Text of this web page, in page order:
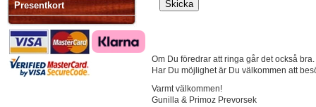
Presentkort
Om Du föredrar att ringa går det också bra.
Har Du möjlighet är Du välkommen att
Varmt välkommen!
Gunilla & Primoz Prevorsek